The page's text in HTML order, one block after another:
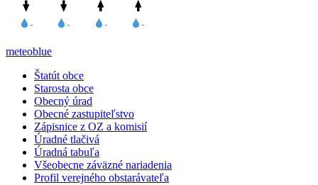
meteoblue
Štatút obce
Starosta obce
Obecný úrad
Obecné zastupiteľstvo
Zápisnice z OZ a komisií
Úradné tlačivá
Úradná tabuľa
Všeobecne záväzné nariadenia
Profil verejného obstarávateľa